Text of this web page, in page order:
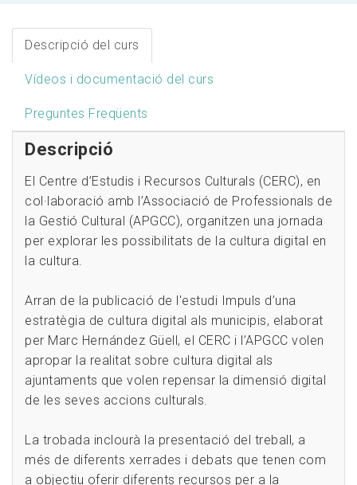
Descripció del curs
Vídeos i documentació del curs
Preguntes Freqüents
Descripció
El Centre d’Estudis i Recursos Culturals (CERC), en
col·laboració amb l’Associació de Professionals de
la Gestió Cultural (APGCC), organitzen una jornada
per explorar les possibilitats de la cultura digital en
la cultura.
Arran de la publicació de l'estudi Impuls d’una
estratègia de cultura digital als municipis, elaborat
per Marc Hernández Güell, el CERC i l’APGCC volen
apropar la realitat sobre cultura digital als
ajuntaments que volen repensar la dimensió digital
de les seves accions culturals.
La trobada inclourà la presentació del treball, a
més de diferents xerrades i debats que tenen com
a objectiu oferir diferents recursos per a la